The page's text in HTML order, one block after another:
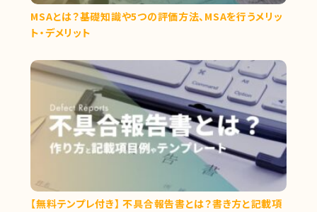
MSAとは？基礎知識や5つの評価方法、MSAを行うメリッ
ト・デメリット
【無料テンプレ付き】 不具合報告書とは？書き方と記載項